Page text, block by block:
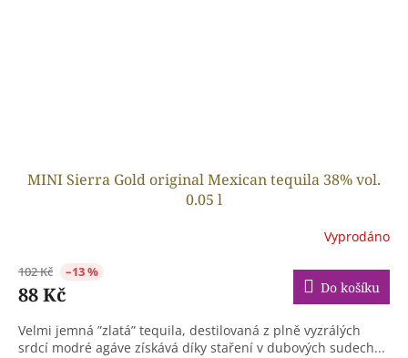
MINI Sierra Gold original Mexican tequila 38% vol.
0.05 l
Vyprodáno
102 Kč –13 %
88 Kč Do košíku
Velmi jemná ”zlatá” tequila, destilovaná z plně vyzrálých
srdcí modré agáve získává díky staření v dubových sudech...